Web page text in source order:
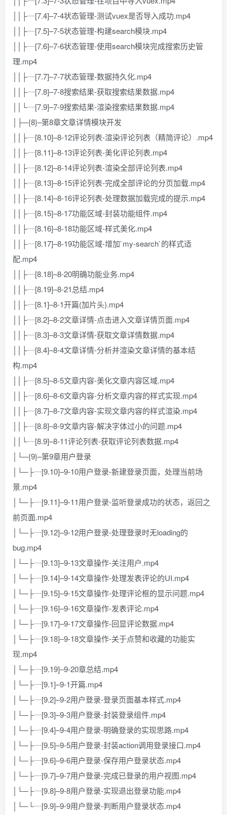
││├┈[7.4]–7-4状态管理-测试vuex是否导入成功.mp4
││├┈[7.5]–7-5状态管理-构建search模块.mp4
││├┈[7.6]–7-6状态管理-使用search模块完成搜索历史管
理.mp4
││├┈[7.7]–7-7状态管理-数据持久化.mp4
││├┈[7.8]–7-8搜索结果-获取搜索结果数据.mp4
││└┈[7.9]–7-9搜索结果-渲染搜索结果数据.mp4
│├─{8}–第8章文章详情模块开发
││├┈[8.10]–8-12评论列表-渲染评论列表（精简评论）.mp4
││├┈[8.11]–8-13评论列表-美化评论列表.mp4
││├┈[8.12]–8-14评论列表-渲染全部评论列表.mp4
││├┈[8.13]–8-15评论列表-完成全部评论的分页加载.mp4
││├┈[8.14]–8-16评论列表-处理数据加载完成的提示.mp4
││├┈[8.15]–8-17功能区域-封装功能组件.mp4
││├┈[8.16]–8-18功能区域-样式美化.mp4
││├┈[8.17]–8-19功能区域-增加`my-search`的样式适
配.mp4
││├┈[8.18]–8-20明确功能业务.mp4
││├┈[8.19]–8-21总结.mp4
││├┈[8.1]–8-1开篇(加片头).mp4
││├┈[8.2]–8-2文章详情-点击进入文章详情页面.mp4
││├┈[8.3]–8-3文章详情-获取文章详情数据.mp4
││├┈[8.4]–8-4文章详情-分析并渲染文章详情的基本结
构.mp4
││├┈[8.5]–8-5文章内容-美化文章内容区域.mp4
││├┈[8.6]–8-6文章内容-分析文章内容的样式实现.mp4
││├┈[8.7]–8-7文章内容-实现文章内容的样式渲染.mp4
││├┈[8.8]–8-9文章内容-解决字体过小的问题.mp4
││└┈[8.9]–8-11评论列表-获取评论列表数据.mp4
│└─{9}–第9章用户登录
│└─├┈[9.10]–9-10用户登录-新建登录页面，处理当前场
景.mp4
│└─├┈[9.11]–9-11用户登录-监听登录成功的状态，返回之
前页面.mp4
│└─├┈[9.12]–9-12用户登录-处理登录时无loading的
bug.mp4
│└─├┈[9.13]–9-13文章操作-关注用户.mp4
│└─├┈[9.14]–9-14文章操作-处理发表评论的UI.mp4
│└─├┈[9.15]–9-15文章操作-处理评论框的显示问题.mp4
│└─├┈[9.16]–9-16文章操作-发表评论.mp4
│└─├┈[9.17]–9-17文章操作-回显评论数据.mp4
│└─├┈[9.18]–9-18文章操作-关于点赞和收藏的功能实
现.mp4
│└─├┈[9.19]–9-20章总结.mp4
│└─├┈[9.1]–9-1开篇.mp4
│└─├┈[9.2]–9-2用户登录-登录页面基本样式.mp4
│└─├┈[9.3]–9-3用户登录-封装登录组件.mp4
│└─├┈[9.4]–9-4用户登录-明确登录的实现思路.mp4
│└─├┈[9.5]–9-5用户登录-封装action调用登录接口.mp4
│└─├┈[9.6]–9-6用户登录-保存用户登录状态.mp4
│└─├┈[9.7]–9-7用户登录-完成已登录的用户视图.mp4
│└─├┈[9.8]–9-8用户登录-实现退出登录功能.mp4
│└─└┈[9.9]–9-9用户登录-判断用户登录状态.mp4